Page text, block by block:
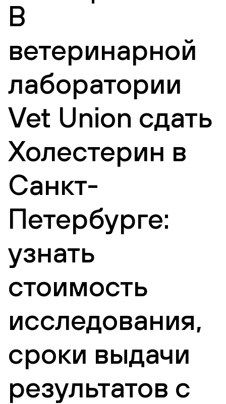
В
ветеринарной
лаборатории
Vet Union сдать
Холестерин в
Санкт-
Петербурге:
узнать
стоимость
исследования,
сроки выдачи
результатов с